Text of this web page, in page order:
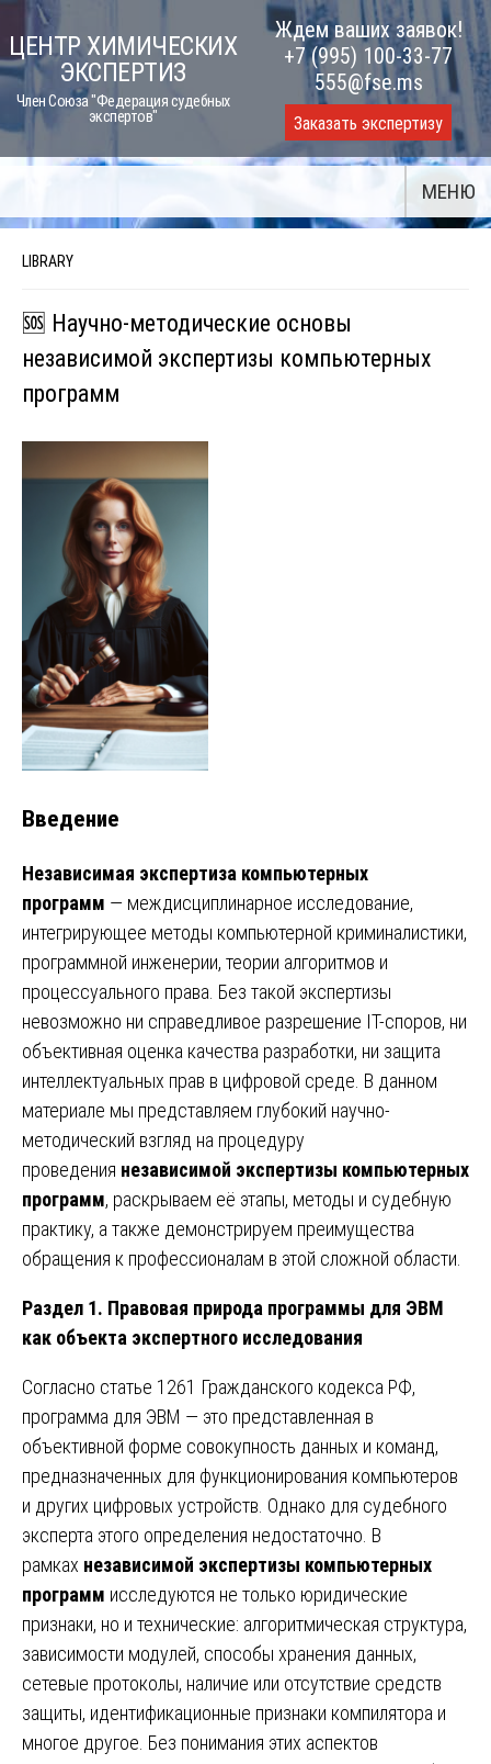
Skip
to
content
ЦЕНТР ХИМИЧЕСКИХ
ЭКСПЕРТИЗ
Член Союза "Федерация судебных
экспертов"
Ждем ваших заявок!
+7 (995) 100-33-77
555@fse.ms
Заказать экспертизу
МЕНЮ
LIBRARY
🆘 Научно-методические основы
независимой экспертизы компьютерных
программ
Введение
Независимая экспертиза компьютерных
программ — междисциплинарное исследование,
интегрирующее методы компьютерной криминалистики,
программной инженерии, теории алгоритмов и
процессуального права. Без такой экспертизы
невозможно ни справедливое разрешение IT-споров, ни
объективная оценка качества разработки, ни защита
интеллектуальных прав в цифровой среде. В данном
материале мы представляем глубокий научно-
методический взгляд на процедуру
проведения независимой экспертизы компьютерных
программ, раскрываем её этапы, методы и судебную
практику, а также демонстрируем преимущества
обращения к профессионалам в этой сложной области.
Раздел 1. Правовая природа программы для ЭВМ
как объекта экспертного исследования
Согласно статье 1261 Гражданского кодекса РФ,
программа для ЭВМ — это представленная в
объективной форме совокупность данных и команд,
предназначенных для функционирования компьютеров
и других цифровых устройств. Однако для судебного
эксперта этого определения недостаточно. В
рамках независимой экспертизы компьютерных
программ исследуются не только юридические
признаки, но и технические: алгоритмическая структура,
зависимости модулей, способы хранения данных,
сетевые протоколы, наличие или отсутствие средств
защиты, идентификационные признаки компилятора и
многое другое. Без понимания этих аспектов